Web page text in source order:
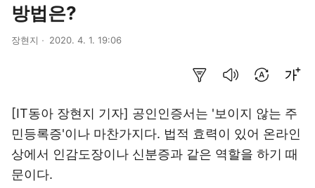
방법은?
장현지 2020. 4. 1. 19:06
[IT동아 장현지 기자] 공인인증서는 '보이지 않는 주
민등록증'이나 마찬가지다. 법적 효력이 있어 온라인
상에서 인감도장이나 신분증과 같은 역할을 하기 때
문이다.